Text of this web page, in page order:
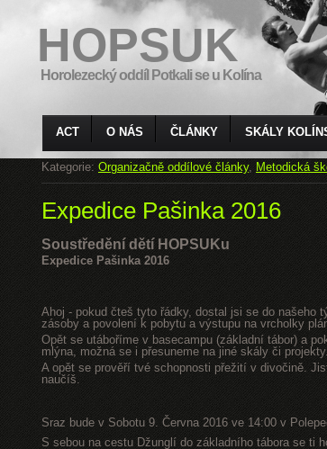
HOPSUK
Horolezecký oddíl Potkali se u Kolína
ACT O NÁS ČLÁNKY SKÁLY
Kategorie: Organizačně oddílové články, Metodická
Expedice Pašinka 2016
Soustředění dětí HOPSUKu
Expedice Pašinka 2016
Ahoj - pokud čteš tyto řádky, dostal jsi se do našeho
zásoby a povolení k pobytu a výstupu na vrcholky
Opět se utáboříme v basecampu (základní tábor) a
mlýna, možná se i přesuneme na jiné skály či projekty.
A opět se prověří tvé schopnosti přežití v divočině.
naučíš.
Sraz bude v Sobotu 9. Června 2016 ve 14:00 v
S sebou na cestu Džunglí do základního tábora se ti